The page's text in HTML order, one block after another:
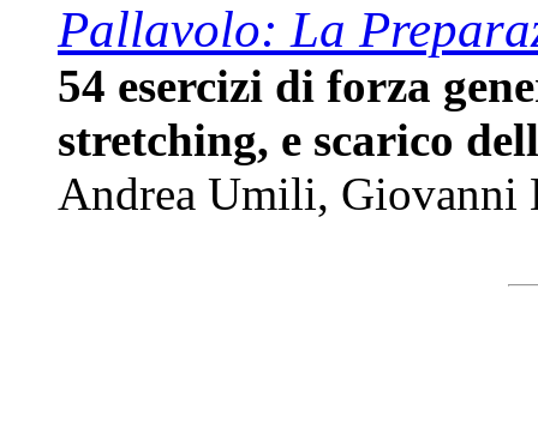
Pallavolo: La
54 esercizi di forza
stretching, e scarico
Andrea Umili, Giovanni